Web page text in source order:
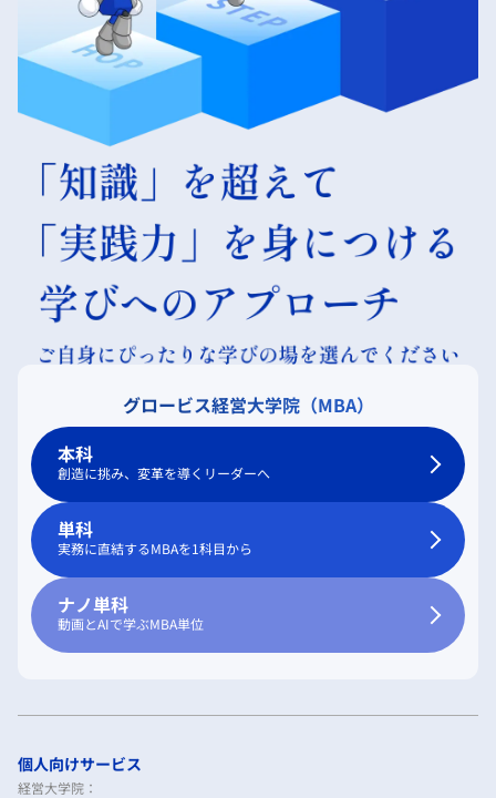
グロービス経営大学院（MBA）
本科
創造に挑み、変革を導くリーダーへ
単科
実務に直結するMBAを1科目から
ナノ単科
動画とAIで学ぶMBA単位
個人向けサービス
経営大学院：